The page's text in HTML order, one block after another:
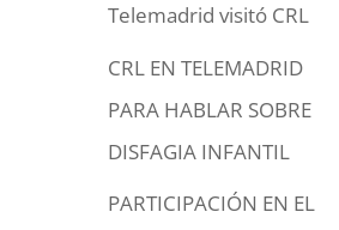
Telemadrid visitó CRL
CRL EN TELEMADRID
PARA HABLAR SOBRE
DISFAGIA INFANTIL
PARTICIPACIÓN EN EL